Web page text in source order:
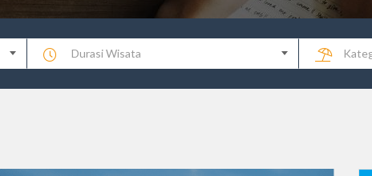
Durasi Wisata